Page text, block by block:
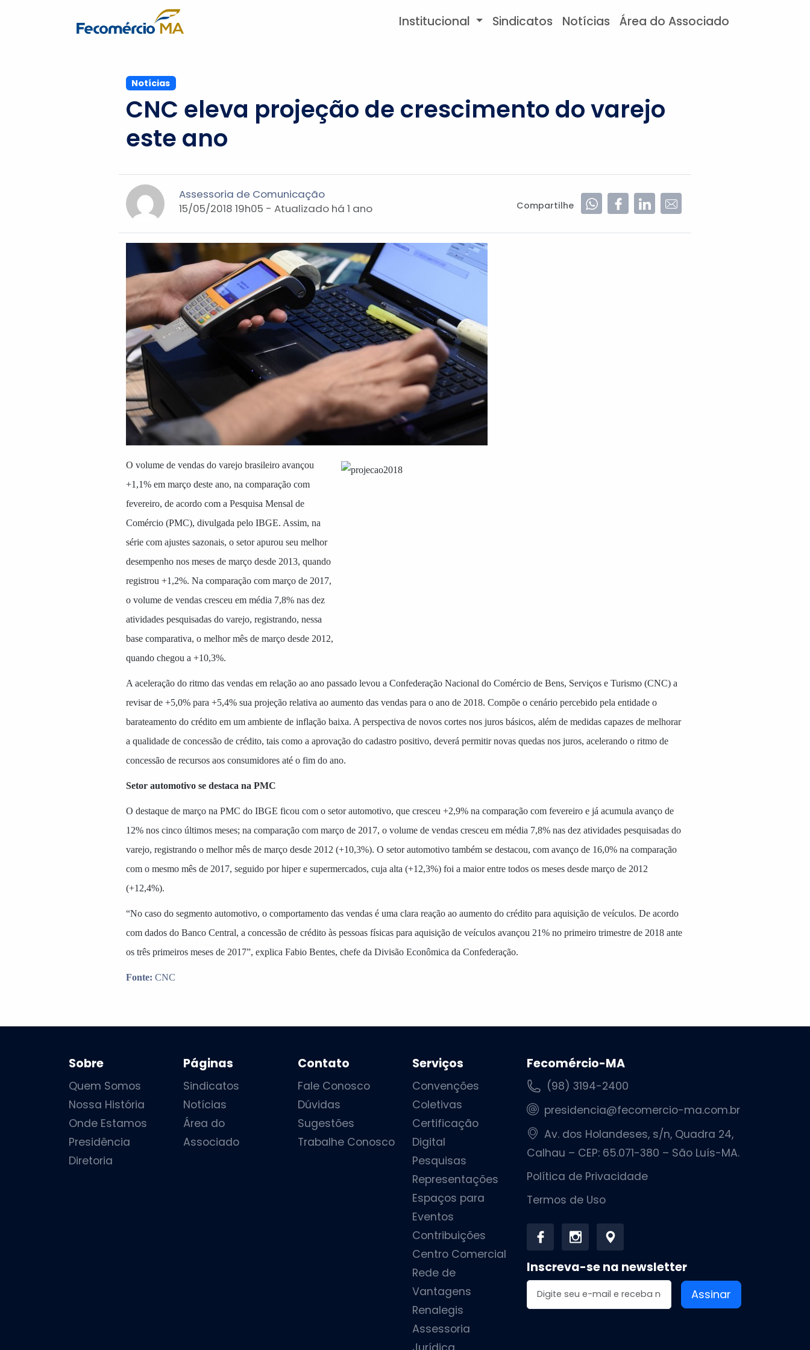
Institucional Sindicatos Notícias Área do Associado
Notícias
CNC eleva projeção de crescimento do varejo
este ano
Assessoria de Comunicação
15/05/2018 19h05 - Atualizado há 1 ano Compartilhe
O volume de vendas do varejo brasileiro avançou
+1,1% em março deste ano, na comparação com
fevereiro, de acordo com a Pesquisa Mensal de
Comércio (PMC), divulgada pelo IBGE. Assim, na
série com ajustes sazonais, o setor apurou seu melhor
desempenho nos meses de março desde 2013, quando
registrou +1,2%. Na comparação com março de 2017,
o volume de vendas cresceu em média 7,8% nas dez
atividades pesquisadas do varejo, registrando, nessa
base comparativa, o melhor mês de março desde 2012,
quando chegou a +10,3%.
A aceleração do ritmo das vendas em relação ao ano passado levou a Confederação Nacional do Comércio de Bens, Serviços e Turismo (CNC) a
revisar de +5,0% para +5,4% sua projeção relativa ao aumento das vendas para o ano de 2018. Compõe o cenário percebido pela entidade o
barateamento do crédito em um ambiente de inflação baixa. A perspectiva de novos cortes nos juros básicos, além de medidas capazes de melhorar
a qualidade de concessão de crédito, tais como a aprovação do cadastro positivo, deverá permitir novas quedas nos juros, acelerando o ritmo de
concessão de recursos aos consumidores até o fim do ano.
Setor automotivo se destaca na PMC
O destaque de março na PMC do IBGE ficou com o setor automotivo, que cresceu +2,9% na comparação com fevereiro e já acumula avanço de
12% nos cinco últimos meses; na comparação com março de 2017, o volume de vendas cresceu em média 7,8% nas dez atividades pesquisadas do
varejo, registrando o melhor mês de março desde 2012 (+10,3%). O setor automotivo também se destacou, com avanço de 16,0% na comparação
com o mesmo mês de 2017, seguido por hiper e supermercados, cuja alta (+12,3%) foi a maior entre todos os meses desde março de 2012
(+12,4%).
“No caso do segmento automotivo, o comportamento das vendas é uma clara reação ao aumento do crédito para aquisição de veículos. De acordo
com dados do Banco Central, a concessão de crédito às pessoas físicas para aquisição de veículos avançou 21% no primeiro trimestre de 2018 ante
os três primeiros meses de 2017”, explica Fabio Bentes, chefe da Divisão Econômica da Confederação.
Fonte: CNC
Sobre
Quem Somos
Nossa História
Onde Estamos
Presidência
Diretoria
Páginas
Sindicatos
Notícias
Área do
Associado
Contato
Fale Conosco
Dúvidas
Sugestões
Trabalhe Conosco
Serviços
Convenções
Coletivas
Certificação
Digital
Pesquisas
Representações
Espaços para
Eventos
Contribuições
Centro Comercial
Rede de
Vantagens
Renalegis
Assessoria
Fecomércio-MA
(98) 3194-2400
presidencia@fecomercio-ma.com.br
Av. dos Holandeses, s/n, Quadra 24,
Calhau – CEP: 65.071-380 – São Luís-MA.
Política de Privacidade
Termos de Uso
Inscreva-se na newsletter
Endereço de email
Assinar